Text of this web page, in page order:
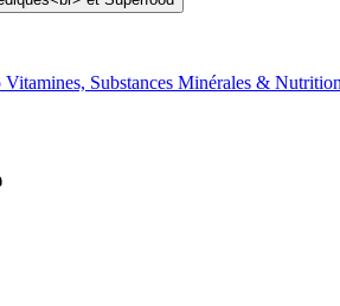
Vitamines, Substances Minérales &